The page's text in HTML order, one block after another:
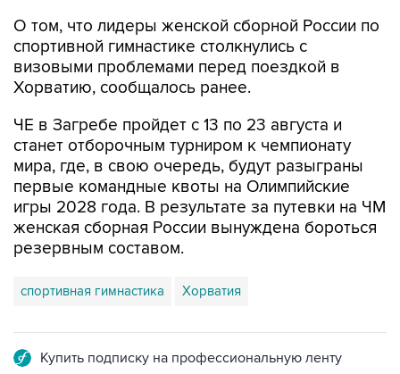
О том, что лидеры женской сборной России по
спортивной гимнастике столкнулись с
визовыми проблемами перед поездкой в
Хорватию, сообщалось ранее.
ЧЕ в Загребе пройдет с 13 по 23 августа и
станет отборочным турниром к чемпионату
мира, где, в свою очередь, будут разыграны
первые командные квоты на Олимпийские
игры 2028 года. В результате за путевки на ЧМ
женская сборная России вынуждена бороться
резервным составом.
спортивная гимнастика Хорватия
Купить подписку на профессиональную ленту